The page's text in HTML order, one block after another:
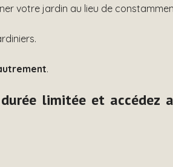
votre jardin au lieu de
.
limitée et accédez